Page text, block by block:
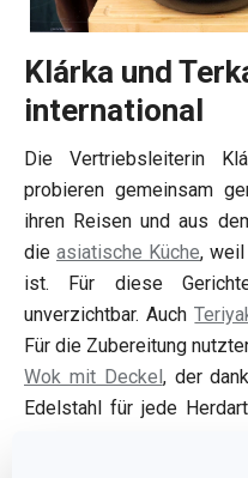
Klárka und
international
Die Vertriebsleiterin
probieren gemeinsam
ihren Reisen und aus
die asiatische Küche,
ist. Für diese
unverzichtbar. Auch
Für die Zubereitung
Wok mit Deckel, der
Edelstahl für jede
lässt sich beim